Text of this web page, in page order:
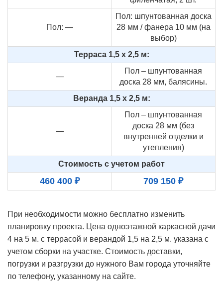
Пол: —
Пол: шпунтованная доска
28 мм / фанера 10 мм (на
выбор)
Терраса 1,5 х 2,5 м:
—
Пол – шпунтованная
доска 28 мм, балясины.
Веранда 1,5 х 2,5 м:
—
Пол – шпунтованная
доска 28 мм (без
внутренней отделки и
утепления)
Стоимость с учетом работ
460 400 ₽ 709 150 ₽
При необходимости можно бесплатно изменить
планировку проекта. Цена одноэтажной каркасной дачи
4 на 5 м. с террасой и верандой 1,5 на 2,5 м. указана с
учетом сборки на участке. Стоимость доставки,
погрузки и разгрузки до нужного Вам города уточняйте
по телефону, указанному на сайте.